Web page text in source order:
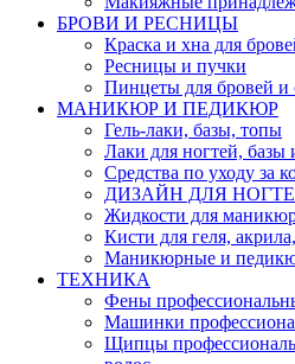
БРОВИ И РЕСНИЦЫ
Краска и хна для
Ресницы и пучки
Пинцеты для бровей и
МАНИКЮР И ПЕДИКЮР
Гель-лаки, базы, топы
Лаки для ногтей, базы
Средства по уходу за
ДИЗАЙН ДЛЯ
Жидкости для
Кисти для геля,
Маникюрные и
ТЕХНИКА
Фены
Машинки
Щипцы